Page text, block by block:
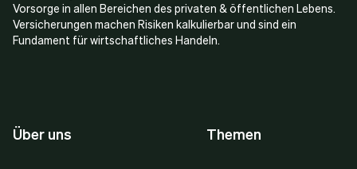
Vorsorge in allen Bereichen des privaten & öffentlichen Lebens.
Versicherungen machen Risiken kalkulierbar und sind ein
Fundament für wirtschaftliches Handeln.
Über uns Themen